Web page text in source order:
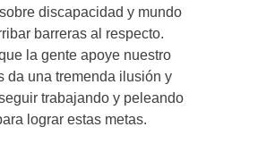
discapacidad y mundo
barreras al respecto.
la gente apoye nuestro
da una tremenda ilusión y
trabajando y peleando
lograr estas metas.